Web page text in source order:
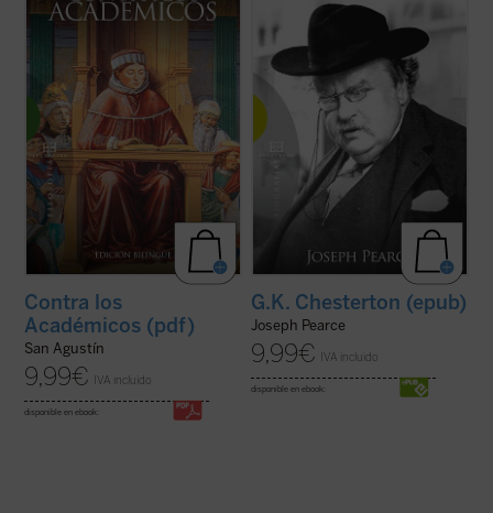
San Agustín combate en ella el
escepticismo del que había sido él mismo
Contra los
Académicos (pdf)
San Agustín
9,99€ IVA incluido
disponible en ebook:
escritor y el converso--- junto a un
Chesterton nuevo, no por ello menos
verdadero: el amigo, el amante, el padre, el
(ver ficha)
G.K. Chesterton (epub)
Joseph Pearce
9,99€ IVA incluido
disponible en ebook: